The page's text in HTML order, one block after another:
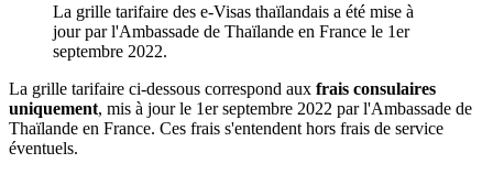
La grille tarifaire des e-Visas thaïlandais a été mise à
jour par l'Ambassade de Thaïlande en France le 1er
septembre 2022.
La grille tarifaire ci-dessous correspond aux frais consulaires
uniquement, mis à jour le 1er septembre 2022 par l'Ambassade de
Thaïlande en France. Ces frais s'entendent hors frais de service
éventuels.